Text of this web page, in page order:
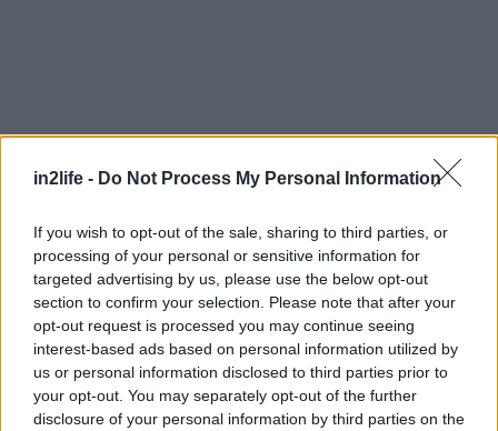
in2life - Do Not Process My Personal Information
If you wish to opt-out of the sale, sharing to third parties, or
processing of your personal or sensitive information for
targeted advertising by us, please use the below opt-out
section to confirm your selection. Please note that after your
opt-out request is processed you may continue seeing
interest-based ads based on personal information utilized by
us or personal information disclosed to third parties prior to
your opt-out. You may separately opt-out of the further
disclosure of your personal information by third parties on the
Αναζήτηση
για...